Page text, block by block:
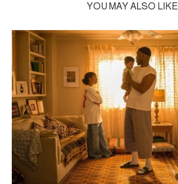
YOU MAY ALSO LIKE